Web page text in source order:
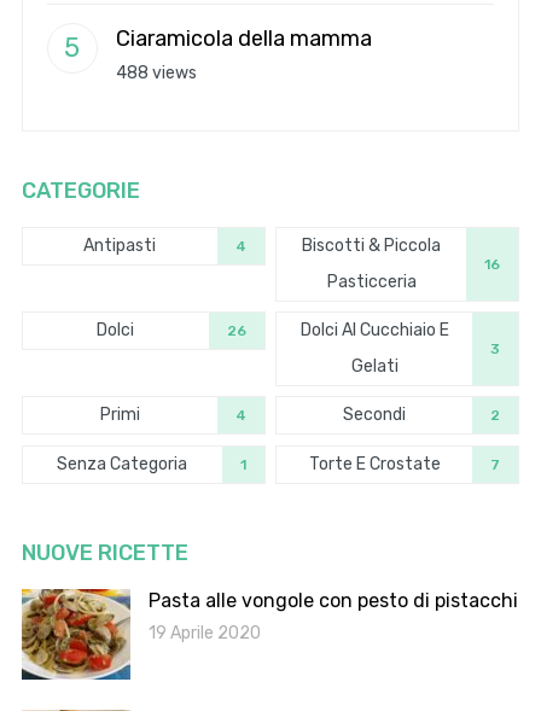
Ciaramicola della mamma
488 views
CATEGORIE
Antipasti 4
Biscotti & Piccola
Pasticceria
16
Dolci 26
Dolci Al Cucchiaio E
Gelati
3
Primi 4 Secondi 2
Senza Categoria 1 Torte E Crostate 7
NUOVE RICETTE
Pasta alle vongole con pesto di pistacchi
19 Aprile 2020